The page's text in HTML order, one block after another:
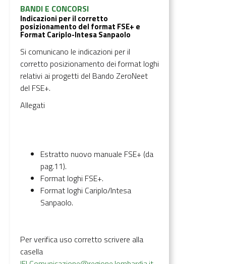
BANDI E CONCORSI
Indicazioni per il corretto
posizionamento del format FSE+ e
Format Cariplo-Intesa Sanpaolo
Si comunicano le indicazioni per il
corretto posizionamento dei format loghi
relativi ai progetti del Bando ZeroNeet
del FSE+.
Allegati
Estratto nuovo manuale FSE+ (da
pag.11).
Format loghi FSE+.
Format loghi Cariplo/Intesa
Sanpaolo.
Per verifica uso corretto scrivere alla
casella